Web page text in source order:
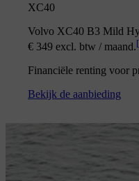
XC40
Volvo XC40 B3 Mild
€ 349 excl. btw / maand.[
Financiële renting voor
Bekijk de aanbieding